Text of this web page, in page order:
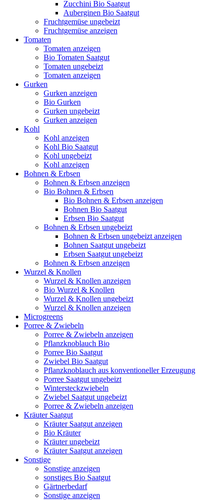
Zucchini Bio Saatgut
Auberginen Bio Saatgut
Fruchtgemüse ungebeizt
Fruchtgemüse anzeigen
Tomaten
Tomaten anzeigen
Bio Tomaten Saatgut
Tomaten ungebeizt
Tomaten anzeigen
Gurken
Gurken anzeigen
Bio Gurken
Gurken ungebeizt
Gurken anzeigen
Kohl
Kohl anzeigen
Kohl Bio Saatgut
Kohl ungebeizt
Kohl anzeigen
Bohnen & Erbsen
Bohnen & Erbsen anzeigen
Bio Bohnen & Erbsen
Bio Bohnen & Erbsen anzeigen
Bohnen Bio Saatgut
Erbsen Bio Saatgut
Bohnen & Erbsen ungebeizt
Bohnen & Erbsen ungebeizt anzeigen
Bohnen Saatgut ungebeizt
Erbsen Saatgut ungebeizt
Bohnen & Erbsen anzeigen
Wurzel & Knollen
Wurzel & Knollen anzeigen
Bio Wurzel & Knollen
Wurzel & Knollen ungebeizt
Wurzel & Knollen anzeigen
Microgreens
Porree & Zwiebeln
Porree & Zwiebeln anzeigen
Pflanzknoblauch Bio
Porree Bio Saatgut
Zwiebel Bio Saatgut
Pflanzknoblauch aus konventioneller Erzeugung
Porree Saatgut ungebeizt
Wintersteckzwiebeln
Zwiebel Saatgut ungebeizt
Porree & Zwiebeln anzeigen
Kräuter Saatgut
Kräuter Saatgut anzeigen
Bio Kräuter
Kräuter ungebeizt
Kräuter Saatgut anzeigen
Sonstige
Sonstige anzeigen
sonstiges Bio Saatgut
Gärtnerbedarf
Sonstige anzeigen